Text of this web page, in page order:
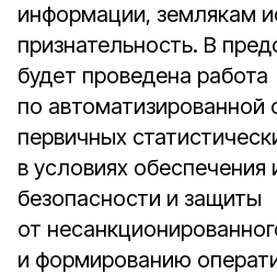
информации, землякам
признательность. В
будет проведена работа
по автоматизированной
первичных
в условиях
безопасности и защиты
от
и формированию